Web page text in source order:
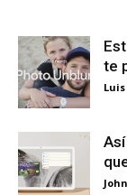
te
Luis